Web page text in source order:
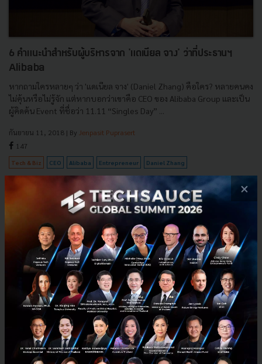
6 คำแนะนำสำหรับผู้บริหารจาก 'แดเนียล จาง' ว่าที่ประธานฯ
Alibaba
หากถามใครหลายๆ ว่า 'แดเนียล จาง' (Daniel Zhang) คือใคร? หลายคนคง
ไม่คุ้นหรือไม่รู้จัก แต่หากบอกว่าเขาคือ CEO ของ Alibaba Group และเป็น
ผู้คิดค้น Event ที่ชื่อว่า 11.11 “Singles Day” ...
กันยายน 11, 2018 | By Jenpasit Puprasert
147
Tech & Biz CEO Alibaba Entrepreneur Daniel Zhang
×